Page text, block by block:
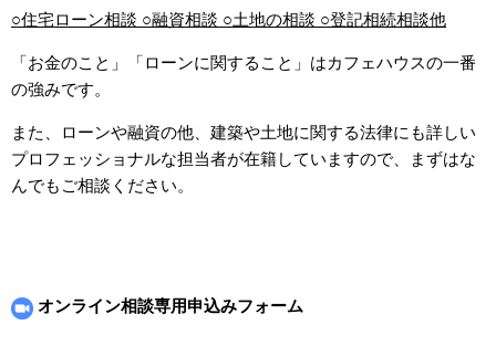
○住宅ローン相談 ○融資相談 ○土地の相談 ○登記相続相談他
「お金のこと」「ローンに関すること」はカフェハウスの一番
の強みです。
また、ローンや融資の他、建築や土地に関する法律にも詳しい
プロフェッショナルな担当者が在籍していますので、まずはな
んでもご相談ください。
オンライン相談専用申込みフォーム